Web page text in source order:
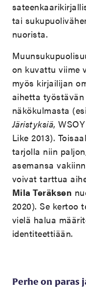
tai
nuorista.
on kuvattu viime
myös kirjailijan
aihetta
näkökulmasta
Järistyksiä,
Like 2013).
tarjolla niin
asemansa
voivat tarttua
Mila Teräksen
2020). Se kertoo
vielä halua
identiteettiään.
Perhe on paras